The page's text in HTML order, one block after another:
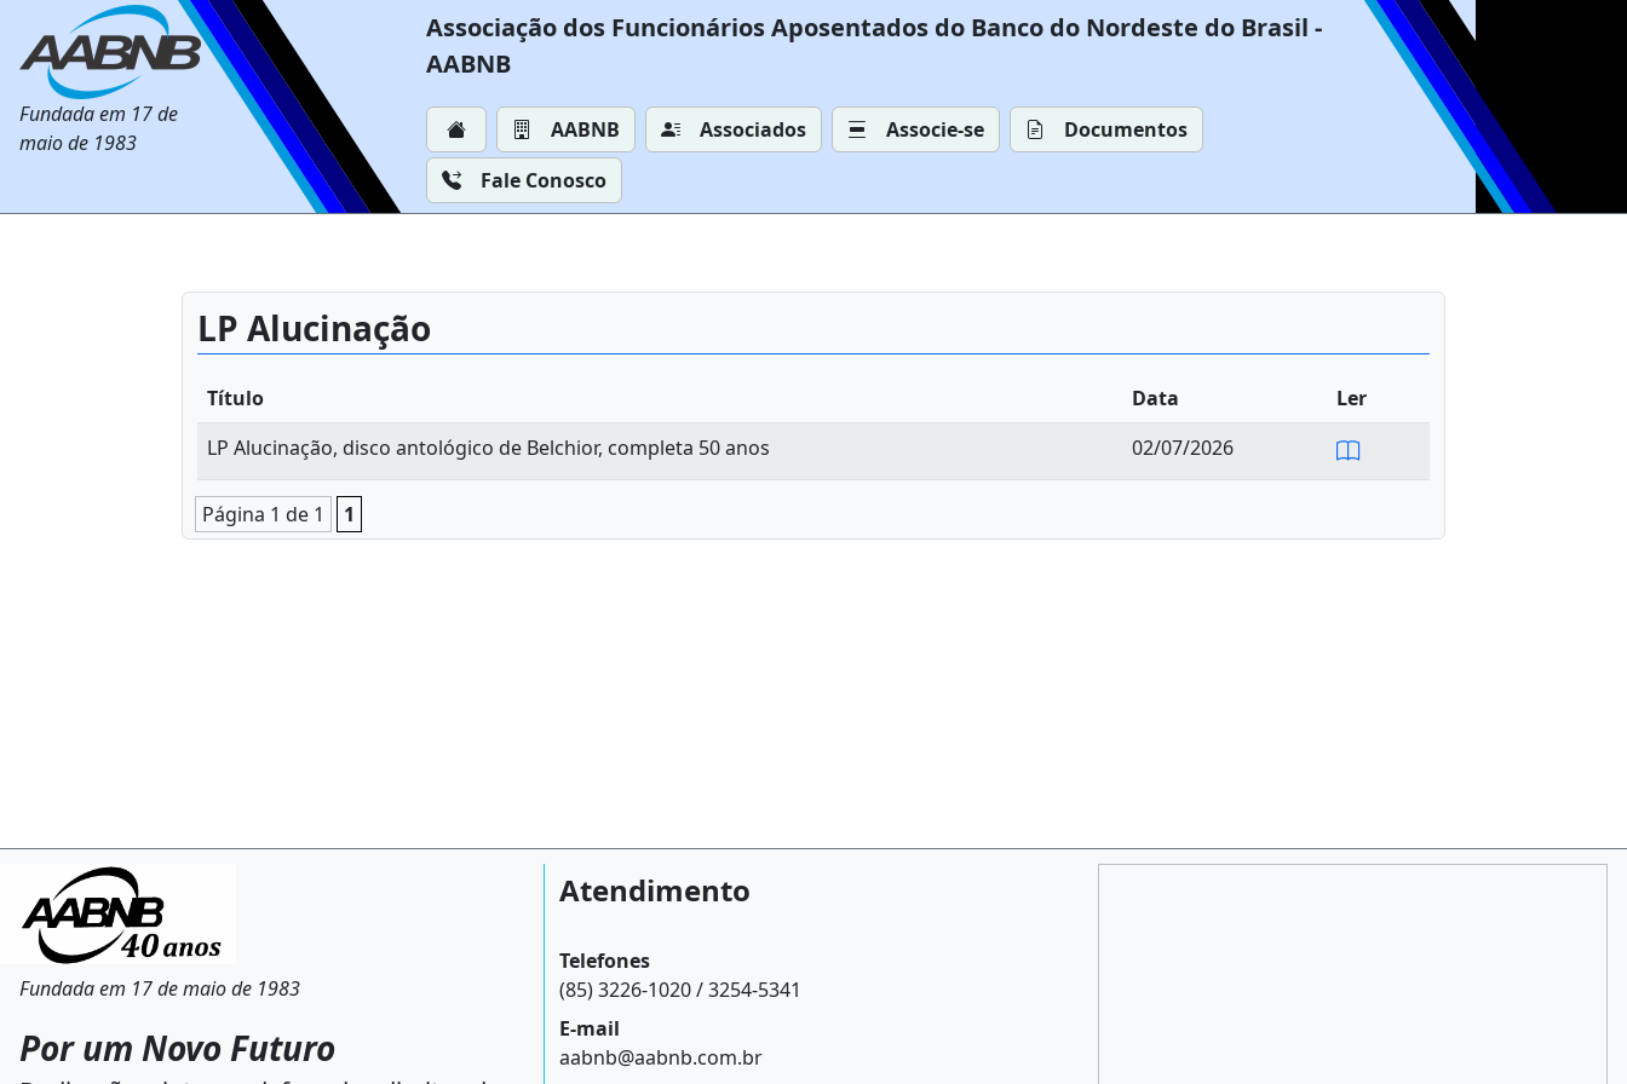
Fundada em 17 de
maio de 1983
Associação dos Funcionários Aposentados do Banco do Nordeste do Brasil -
AABNB
AABNB Associados Associe-se
Documentos
Fale Conosco
LP Alucinação
Título Data
Ler
LP Alucinação, disco antológico de Belchior, completa 50 anos
02/07/2026
Página 1 de 1 1
Fundada em 17 de maio de 1983
Por um Novo Futuro
Atendimento
Telefones
(85) 3226-1020 / 3254-5341
E-mail
aabnb@aabnb.com.br